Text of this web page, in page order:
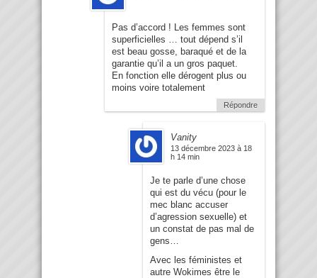
Pas d’accord ! Les femmes sont
superficielles … tout dépend s’il
est beau gosse, baraqué et de la
garantie qu’il a un gros paquet.
En fonction elle dérogent plus ou
moins voire totalement
Répondre
Vanity
13 décembre 2023 à 18
h 14 min
Je te parle d’une chose
qui est du vécu (pour le
mec blanc accuser
d’agression sexuelle) et
un constat de pas mal de
gens…
Avec les féministes et
autre Wokimes être le